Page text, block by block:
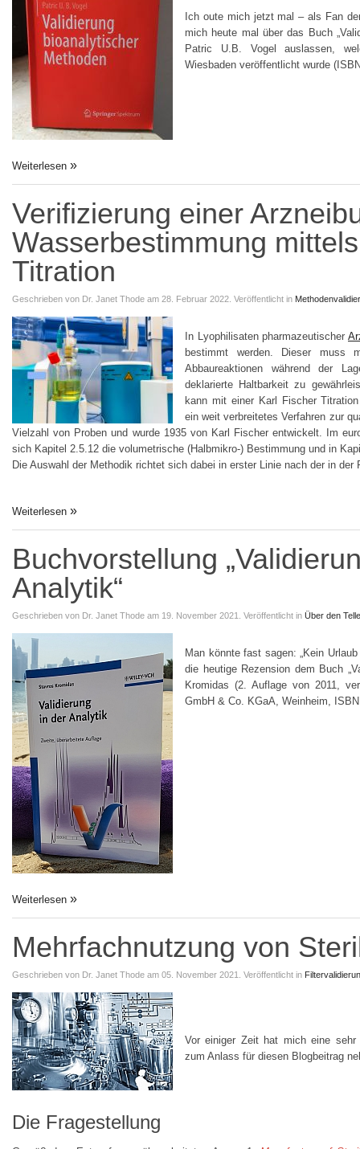
Ich oute mich jetzt mal – als Fan
mich heute mal über das Buch
Patric U.B. Vogel auslassen,
Wiesbaden veröffentlicht wurde
Weiterlesen
Verifizierung einer
Wasserbestimmung
Titration
Geschrieben von Dr. Janet Thode am 28. Februar 2022. Veröffentlicht in
In Lyophilisaten pharmazeutischer
bestimmt werden. Dieser muss
Abbaureaktionen während der
deklarierte Haltbarkeit zu
kann mit einer Karl Fischer
ein weit verbreitetes Verfahren zur
Vielzahl von Proben und wurde 1935 von Karl Fischer entwickelt. Im
sich Kapitel 2.5.12 die volumetrische (Halbmikro-) Bestimmung und in
Die Auswahl der Methodik richtet sich dabei in erster Linie nach der in der
Weiterlesen
Buchvorstellung
Analytik“
Geschrieben von Dr. Janet Thode am 19. November 2021. Veröffentlicht in Über den
Man könnte fast sagen: „Kein
die heutige Rezension dem Buch
Kromidas (2. Auflage von 2011,
GmbH & Co. KGaA, Weinheim,
Weiterlesen
Mehrfachnutzung von
Geschrieben von Dr. Janet Thode am 05. November 2021. Veröffentlicht in
Vor einiger Zeit hat mich eine
zum Anlass für diesen Blogbeitrag
Die Fragestellung